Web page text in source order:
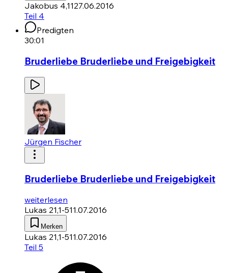
Jakobus 4,1127.06.2016
Teil 4
Predigten
30:01
Bruderliebe Bruderliebe und Freigebigkeit
Jürgen Fischer
Bruderliebe Bruderliebe und Freigebigkeit
weiterlesen
Lukas 21,1-511.07.2016
Merken
Lukas 21,1-511.07.2016
Teil 5